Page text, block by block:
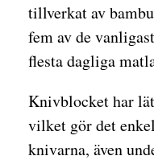
tillverkat av
fem av de
flesta dagliga
Knivblocket har
vilket gör det
knivarna, även